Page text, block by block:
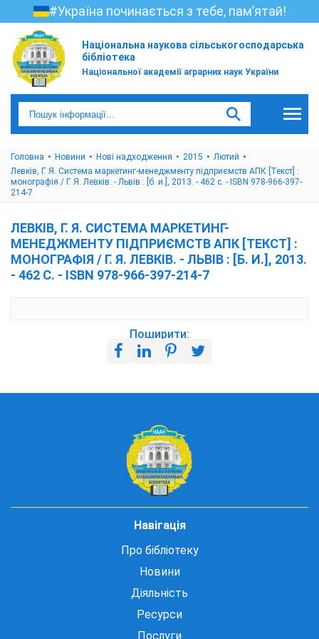
#Україна починається з тебе, пам’ятай!
Національна наукова сільськогосподарська
бібліотека
Національної академії аграрних наук України
Головна Новини Нові надходження 2015
Лютий
Левків, Г. Я. Система маркетинг-менеджменту підприємств АПК [Текст] :
монографія / Г. Я. Левків. - Львів : [б. и.], 2013. - 462 с. - ISBN 978-966-397-
214-7
ЛЕВКІВ, Г. Я. СИСТЕМА МАРКЕТИНГ-
МЕНЕДЖМЕНТУ ПІДПРИЄМСТВ АПК [ТЕКСТ] :
МОНОГРАФІЯ / Г. Я. ЛЕВКІВ. - ЛЬВІВ : [Б. И.], 2013.
- 462 С. - ISBN 978-966-397-214-7
Поширити:
Навігація
Про бібліотеку
Новини
Діяльність
Ресурси
Послуги